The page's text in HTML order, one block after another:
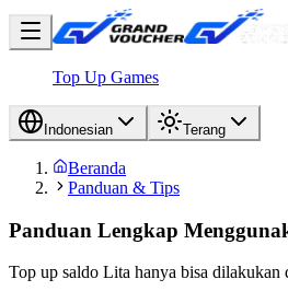
Top Up Games
Indonesian Terang
Beranda
Panduan & Tips
Panduan Lengkap
Top up saldo Lita hanya bisa dilakukan